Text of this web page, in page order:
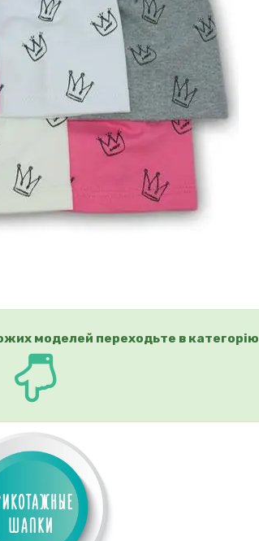
моделей переходьте в категорію